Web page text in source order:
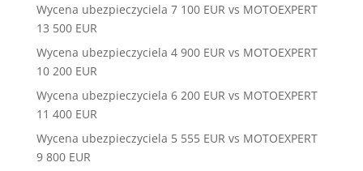
Wycena ubezpieczyciela 7 100 EUR vs MOTOEXPERT
13 500 EUR
Wycena ubezpieczyciela 4 900 EUR vs MOTOEXPERT
10 200 EUR
Wycena ubezpieczyciela 6 200 EUR vs MOTOEXPERT
11 400 EUR
Wycena ubezpieczyciela 5 555 EUR vs MOTOEXPERT
9 800 EUR